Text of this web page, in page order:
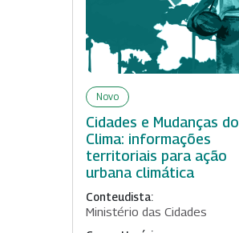
Novo
Cidades e Mudanças do
Clima: informações
territoriais para ação
urbana climática
Conteudista:
Ministério das Cidades